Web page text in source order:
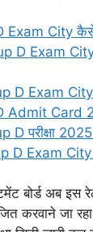
Exam City
D Exam
D Exam
Admit Card
परीक्षा 2025
D Exam City
बोर्ड अब इस
करवाने जा